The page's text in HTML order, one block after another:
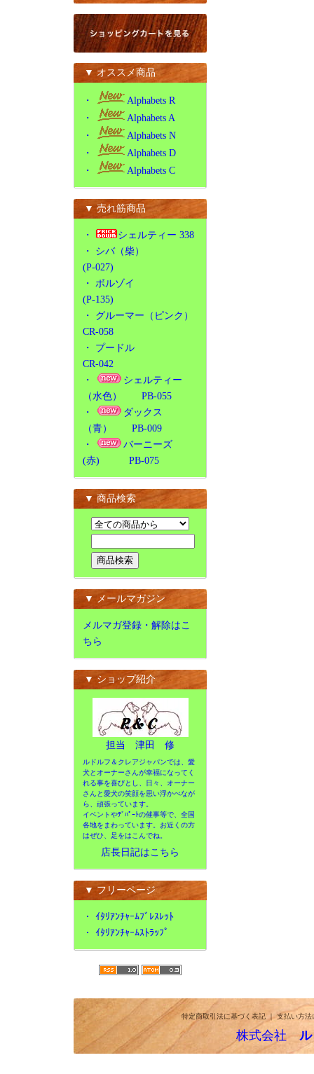
▼ オススメ商品
・
Alphabets R
・
Alphabets A
・
Alphabets N
・
Alphabets D
・
Alphabets C
▼ 売れ筋商品
・
シェルティー 338
・ シバ（柴）
(P-027)
・ ボルゾイ
(P-135)
・ グルーマー（ピンク）
CR-058
・ プードル
CR-042
・
シェルティー
（水色） PB-055
・
ダックス
（青） PB-009
・
バーニーズ
(赤) PB-075
▼ 商品検索
▼ メールマガジン
メルマガ登録・解除はこ
ちら
▼ ショップ紹介
担当 津田 修
ルドルフ＆クレアジャパンでは、愛
犬とオーナーさんが幸福になってく
れる事を喜びとし、日々、オーナー
さんと愛犬の笑顔を思い浮かべなが
ら、頑張っています。
イベントやﾃﾞﾊﾟｰﾄの催事等で、全国
各地をまわっています。お近くの方
はぜひ、足をはこんでね。
店長日記はこちら
▼ フリーページ
・ ｲﾀﾘｱﾝﾁｬｰﾑﾌﾞﾚｽﾚｯﾄ
・ ｲﾀﾘｱﾝﾁｬｰﾑｽﾄﾗｯﾌﾟ
特定商取引法に基づく表記｜支払い方法
株式会社